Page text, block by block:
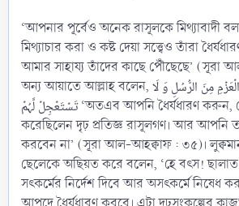
‘আপনার পূর্বেও অনেক রাসূলকে মিথ্যাবাদী
মিথ্যাচার করা ও কষ্ট দেয়া সত্ত্বেও তাঁরা
আমার সাহায্য তাঁদের কাছে পৌঁছেছে’
অন্য আয়াতে আল্লাহ বলেন, فَاصۡبِرۡ کَمَا صَبَرَ اُولُوا الۡعَزۡمِ مِنَ الرُّسُلِ وَ لَا
تَسۡتَعۡجِلۡ لَّہُمۡ ‘অতএব আপনি ধৈর্যধারণ করুন, যেমন ধৈর্যধারণ
করেছিলেন দৃঢ় প্রতিজ্ঞ রাসূলগণ। আর আপনি
করবেন না’ (সূরা আল-আহক্বাফ : ৩৫)। লুক্বমান
ছেলেকে অছিয়ত করে বলেন, ‘হে বৎস!
সৎকর্মের নির্দেশ দিবে আর অসৎকর্মে নিষেধ